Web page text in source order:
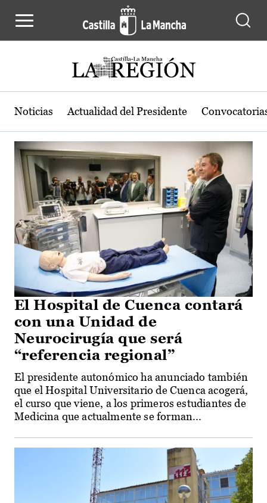
Actualidad de la región de Castilla-
Noticias Actualidad del Presidente
El Hospital de Cuenca contará
con una Unidad de
Neurocirugía que será
“referencia regional”
El presidente autonómico ha anunciado también
que el Hospital Universitario de Cuenca acogerá,
el curso que viene, a los primeros estudiantes de
Medicina que actualmente se forman...